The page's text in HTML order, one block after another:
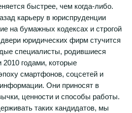
быстрее, чем когда-либо.
карьеру в юриспруденции
на бумажных кодексах и строгой
юридических фирм стучится
специалисты, родившиеся
годами, которые
смартфонов, соцсетей и
информации. Они приносят в
ценности и способы работы.
таких кандидатов, мы